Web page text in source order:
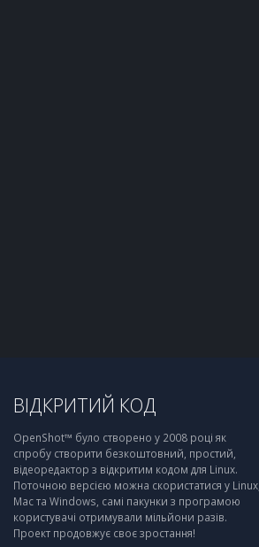
ВІДКРИТИЙ КОД
OpenShot™ було створено у 2008 році як
спробу створити безкоштовний, простий,
відеоредактор з відкритим кодом для Linux.
Поточною версією можна скористатися у Linux,
Mac та Windows, самі пакунки з програмою
користувачі отримували мільйони разів.
Проект продовжує своє зростання!